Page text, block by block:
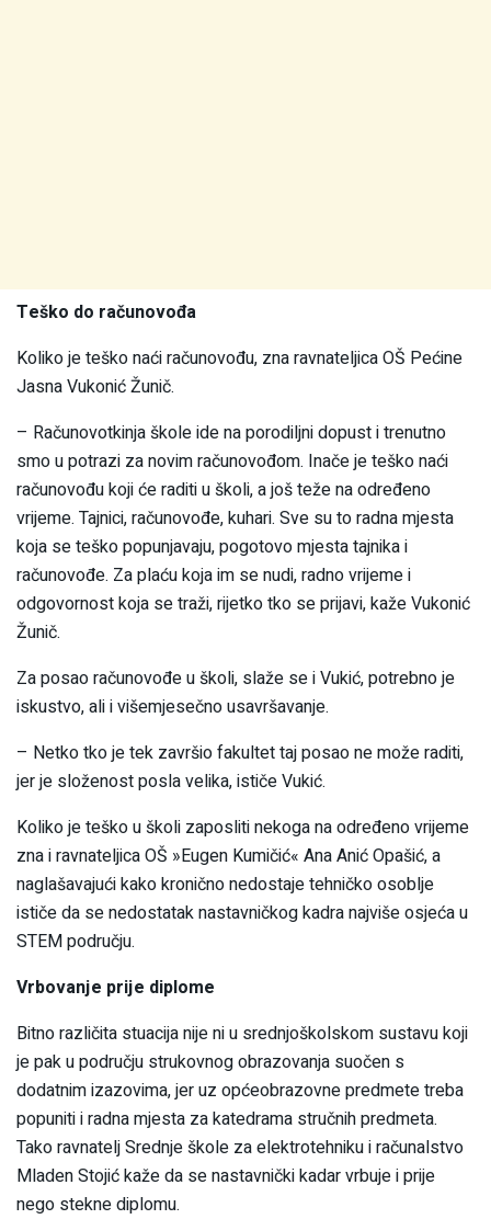
Teško do računovođa
Koliko je teško naći računovođu, zna ravnateljica OŠ Pećine
Jasna Vukonić Žunič.
– Računovotkinja škole ide na porodiljni dopust i trenutno
smo u potrazi za novim računovođom. Inače je teško naći
računovođu koji će raditi u školi, a još teže na određeno
vrijeme. Tajnici, računovođe, kuhari. Sve su to radna mjesta
koja se teško popunjavaju, pogotovo mjesta tajnika i
računovođe. Za plaću koja im se nudi, radno vrijeme i
odgovornost koja se traži, rijetko tko se prijavi, kaže Vukonić
Žunič.
Za posao računovođe u školi, slaže se i Vukić, potrebno je
iskustvo, ali i višemjesečno usavršavanje.
– Netko tko je tek završio fakultet taj posao ne može raditi,
jer je složenost posla velika, ističe Vukić.
Koliko je teško u školi zaposliti nekoga na određeno vrijeme
zna i ravnateljica OŠ »Eugen Kumičić« Ana Anić Opašić, a
naglašavajući kako kronično nedostaje tehničko osoblje
ističe da se nedostatak nastavničkog kadra najviše osjeća u
STEM području.
Vrbovanje prije diplome
Bitno različita stuacija nije ni u srednjoškolskom sustavu koji
je pak u području strukovnog obrazovanja suočen s
dodatnim izazovima, jer uz općeobrazovne predmete treba
popuniti i radna mjesta za katedrama stručnih predmeta.
Tako ravnatelj Srednje škole za elektrotehniku i računalstvo
Mladen Stojić kaže da se nastavnički kadar vrbuje i prije
nego stekne diplomu.